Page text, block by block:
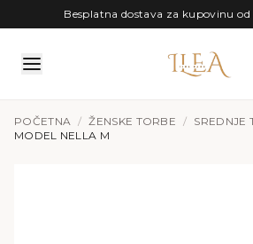
Preskoči na sadržajBesplatna dostava za kupovinu
POČETNA / ŽENSKE TORBE / SREDNJE
MODEL NELLA M